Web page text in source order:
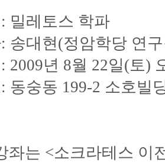
밀레토스 학파
송대현(정암학당 연
2009년 8월 22일(토)
동숭동 199-2 소호빌
좌는 <소크라테스 이